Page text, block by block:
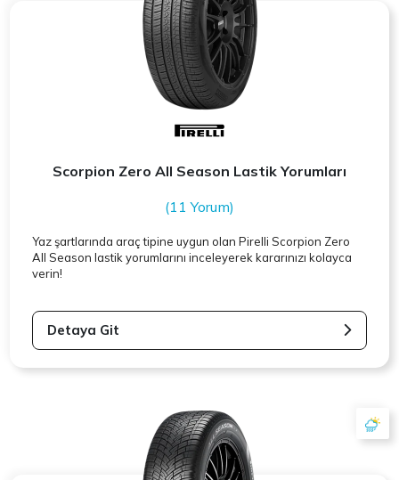
Scorpion Zero All Season Lastik Yorumları
(11 Yorum)
Yaz şartlarında araç tipine uygun olanPirelli Scorpion Zero
All Season lastik yorumlarını inceleyerek kararınızı kolayca
verin!
Detaya Git